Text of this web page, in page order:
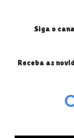
Siga o
Receba as